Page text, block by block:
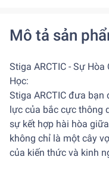
Mô tả sản
Stiga ARCTIC - Sự
Học:
Stiga ARCTIC đưa
lực của bắc cực thông
sự kết hợp hài hòa
không chỉ là một cây
của kiến thức và kinh